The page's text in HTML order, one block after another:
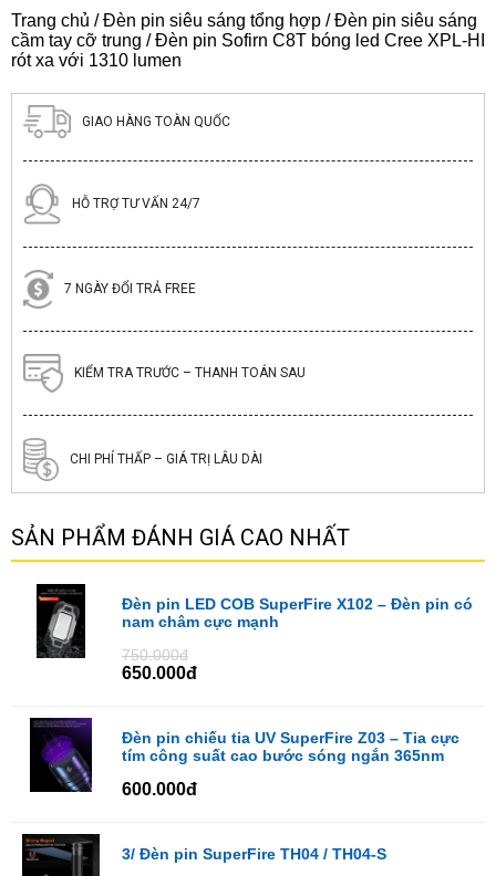
Trang chủ /Đèn pin siêu sáng tổng hợp /Đèn pin siêu sáng
cầm tay cỡ trung / Đèn pin Sofirn C8T bóng led Cree XPL-HI
rót xa với 1310 lumen
GIAO HÀNG TOÀN QUỐC
HỖ TRỢ TƯ VẤN 24/7
7 NGÀY ĐỔI TRẢ FREE
KIỂM TRA TRƯỚC – THANH TOÁN SAU
CHI PHÍ THẤP – GIÁ TRỊ LÂU DÀI
SẢN PHẨM ĐÁNH GIÁ CAO NHẤT
Đèn pin LED COB SuperFire X102 – Đèn pin có
nam châm cực mạnh
750.000đ
650.000đ
Đèn pin chiếu tia UV SuperFire Z03 – Tia cực
tím công suất cao bước sóng ngắn 365nm
600.000đ
3/ Đèn pin SuperFire TH04 / TH04-S